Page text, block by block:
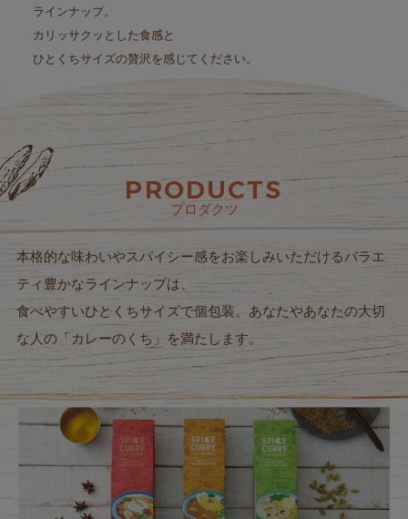
ラインナップ。
カリッサクッとした食感と
ひとくちサイズの贅沢を感じてください。
PRODUCTS
プロダクツ
本格的な味わいやスパイシー感をお楽しみいただけるバラエ
ティ豊かなラインナップは、
食べやすいひとくちサイズで個包装。あなたやあなたの大切
な人の「カレーのくち」を満たします。